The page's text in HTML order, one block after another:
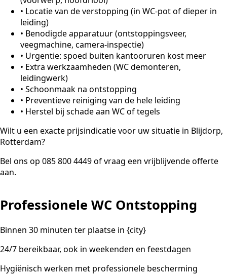
• Locatie van de verstopping (in WC-pot of dieper in
leiding)
• Benodigde apparatuur (ontstoppingsveer,
veegmachine, camera-inspectie)
• Urgentie: spoed buiten kantooruren kost meer
• Extra werkzaamheden (WC demonteren,
leidingwerk)
• Schoonmaak na ontstopping
• Preventieve reiniging van de hele leiding
• Herstel bij schade aan WC of tegels
Wilt u een exacte prijsindicatie voor uw situatie in Blijdorp,
Rotterdam?
Bel ons op 085 800 4449 of vraag een vrijblijvende offerte
aan.
Professionele WC Ontstopping
Binnen 30 minuten ter plaatse in {city}
24/7 bereikbaar, ook in weekenden en feestdagen
Hygiënisch werken met professionele bescherming